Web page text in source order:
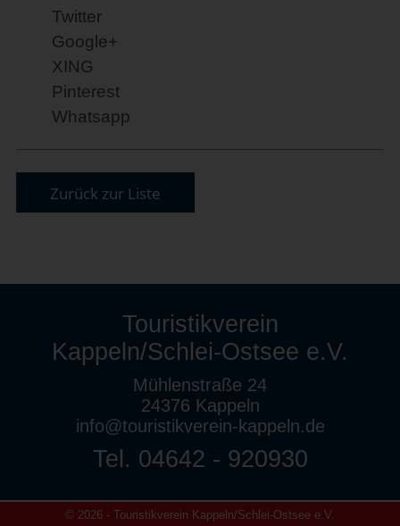
Twitter
Google+
XING
Pinterest
Whatsapp
Zurück zur Liste
Touristikverein
Kappeln/Schlei-Ostsee e.V.
Mühlenstraße 24
24376 Kappeln
info@touristikverein-kappeln.de
Tel. 04642 - 920930
© 2026 - Touristikverein Kappeln/Schlei-Ostsee e.V.